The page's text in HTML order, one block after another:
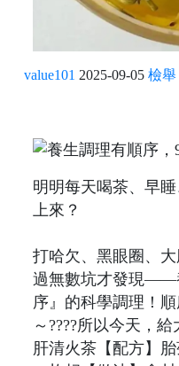
value101 2025-09-05 檢舉
明明每天喝茶、早
上來？
打哈欠、黑眼圈、
過無數坑才發現——
序』的科學調理！
～????所以今天，
肝清火茶【配方】